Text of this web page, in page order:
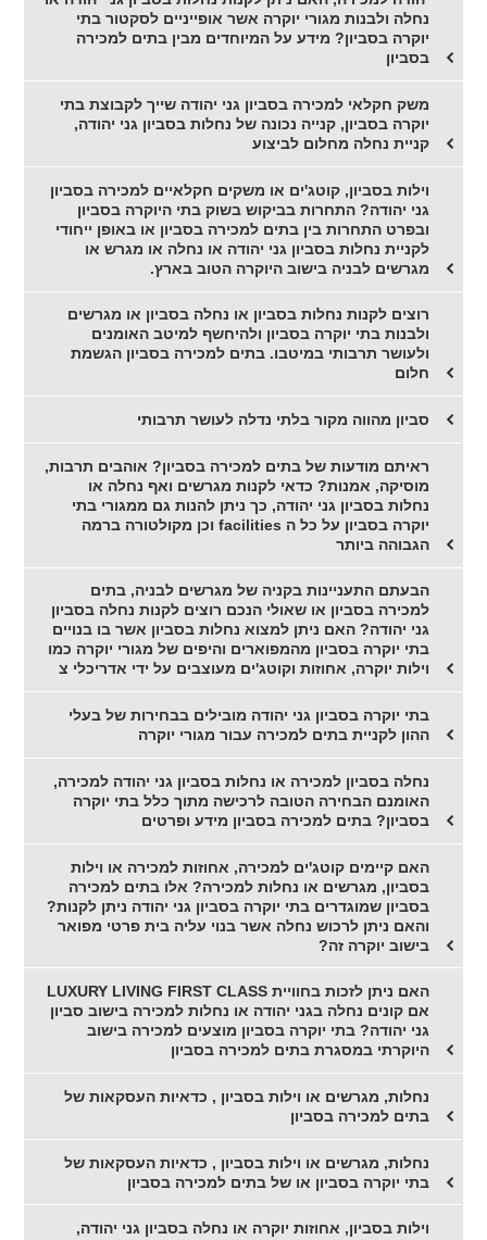
נחלה ולבנות מגורי יוקרה אשר אופייניים לסקטור בתי
יוקרה בסביון? מידע על המיוחדים מבין בתים למכירה
בסביון
משק חקלאי למכירה בסביון גני יהודה שייך לקבוצת בתי
יוקרה בסביון, קנייה נכונה של נחלות בסביון גני יהודה,
קניית נחלה מחלום לביצוע
וילות בסביון, קוטג'ים או משקים חקלאיים למכירה בסביון
גני יהודה? התחרות בביקוש בשוק בתי היוקרה בסביון
ובפרט התחרות בין בתים למכירה בסביון או באופן ייחודי
לקניית נחלות בסביון גני יהודה או נחלה או מגרש או
מגרשים לבניה בישוב היוקרה הטוב בארץ.
רוצים לקנות נחלות בסביון או נחלה בסביון או מגרשים
ולבנות בתי יוקרה בסביון ולהיחשף למיטב האומנים
ולעושר תרבותי במיטבו. בתים למכירה בסביון הגשמת
חלום
סביון מהווה מקור בלתי נדלה לעושר תרבותי
ראיתם מודעות של בתים למכירה בסביון? אוהבים תרבות,
מוסיקה, אמנות? כדאי לקנות מגרשים ואף נחלה או
נחלות בסביון גני יהודה, כך ניתן להנות גם ממגורי בתי
יוקרה בסביון על כל ה facilities וכן מקולטורה ברמה
הגבוהה ביותר
הבעתם התעניינות בקניה של מגרשים לבניה, בתים
למכירה בסביון או שאולי הנכם רוצים לקנות נחלה בסביון
גני יהודה? האם ניתן למצוא נחלות בסביון אשר בו בנויים
בתי יוקרה בסביון מהמפוארים והיפים של מגורי יוקרה כמו
וילות יוקרה, אחוזות וקוטג'ים מעוצבים על ידי אדריכלי צ
בתי יוקרה בסביון גני יהודה מובילים בבחירות של בעלי
ההון לקניית בתים למכירה עבור מגורי יוקרה
נחלה בסביון למכירה או נחלות בסביון גני יהודה למכירה,
האומנם הבחירה הטובה לרכישה מתוך כלל בתי יוקרה
בסביון? בתים למכירה בסביון מידע ופרטים
האם קיימים קוטג'ים למכירה, אחוזות למכירה או וילות
בסביון, מגרשים או נחלות למכירה? אלו בתים למכירה
בסביון שמוגדרים בתי יוקרה בסביון גני יהודה ניתן לקנות?
והאם ניתן לרכוש נחלה אשר בנוי עליה בית פרטי מפואר
בישוב יוקרה זה?
האם ניתן לזכות בחוויית LUXURY LIVING FIRST CLASS
אם קונים נחלה בגני יהודה או נחלות למכירה בישוב סביון
גני יהודה? בתי יוקרה בסביון מוצעים למכירה בישוב
היוקרתי במסגרת בתים למכירה בסביון
נחלות, מגרשים או וילות בסביון , כדאיות העסקאות של
בתים למכירה בסביון
נחלות, מגרשים או וילות בסביון , כדאיות העסקאות של
בתי יוקרה בסביון או של בתים למכירה בסביון
וילות בסביון, אחוזות יוקרה או נחלה בסביון גני יהודה,